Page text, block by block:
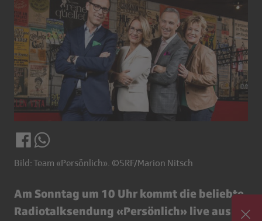
Bild: Team «Persönlich». ©SRF/Marion Nitsch
Am Sonntag um 10 Uhr kommt die beliebte
Radiotalksendung «Persönlich» live aus